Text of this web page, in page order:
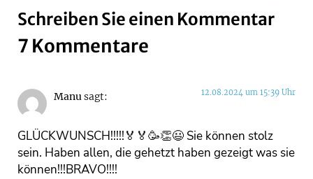
Schreiben Sie einen Kommentar
7 Kommentare
Manusagt: 12.08.2024 um 15:39 Uhr
GLÜCKWUNSCH!!!!!🏅🏅🥳👏😃 Sie können stolz
sein. Haben allen, die gehetzt haben gezeigt was sie
können!!!BRAVO!!!!